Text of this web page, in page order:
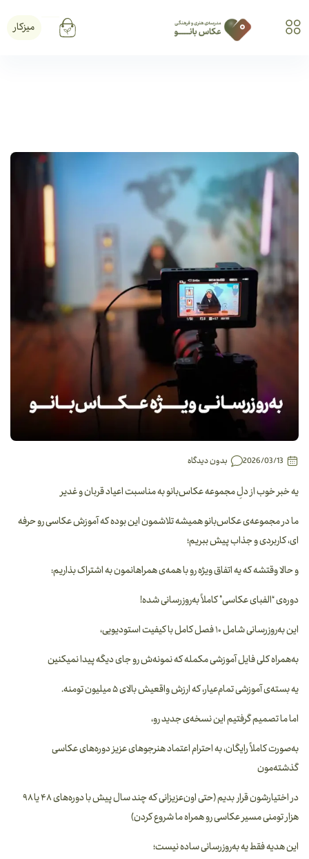
میزکار
2026/03/13 بدون دیدگاه
یه خبر خوب از دلِ مجموعه عکاس‌بانو به مناسبت اعیاد قربان و غدیر
ما در مجموعه‌ی عکاس‌بانو همیشه تلاشمون این بوده که آموزش عکاسی رو حرفه
ای، کاربردی و جذاب پیش ببریم؛
و حالا وقتشه که یه اتفاق ویژه رو با همه‌ی همراهانمون به اشتراک بذاریم:
دوره‌ی “الفبای عکاسی” کاملاً به‌روزرسانی شده!
این به‌روزرسانی شامل ۱۰ فصل کامل با کیفیت استودیویی،
به‌همراه کلی فایل آموزشی مکمله که نمونه‌ش رو جای دیگه پیدا نمیکنین
یه بسته‌ی آموزشی تمام‌عیار، که ارزش واقعیش بالای ۵ میلیون تومنه.
اما ما تصمیم گرفتیم این نسخه‌ی جدید رو،
به‌صورت کاملاً رایگان، به احترام اعتماد هنرجوهای عزیز دوره‌های عکاسی‌
گذشته‌مون
در اختیارشون قرار بدیم (حتی اون‌عزیزانی که چند سال پیش با دوره‌های ۴۸ یا ۹۸
هزار تومنی مسیر عکاسی رو همراه ما شروع کردن)
این هدیه فقط یه به‌روزرسانی ساده نیست؛